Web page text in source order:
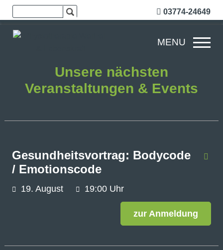
03774-24649
MENU
Unsere nächsten
Veranstaltungen & Events
Gesundheitsvortrag: Bodycode
/ Emotionscode
19. August 19:00 Uhr
zur Anmeldung